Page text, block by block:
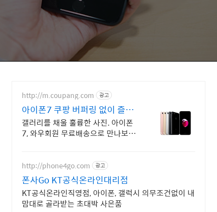
http://m.coupang.com 광고
아이폰7 쿠팡 버퍼링 없이 즐겨
요
갤러리를 채울 훌륭한 사진. 아이폰
7, 와우회원 무료배송으로 만나보세
만나보세요.
http://phone4go.com 광고
폰사Go KT공식온라인대리점
KT공식온라인직영점, 아이폰, 갤럭시 의무조건없이 내
맘대로 골라받는 초대박 사은품